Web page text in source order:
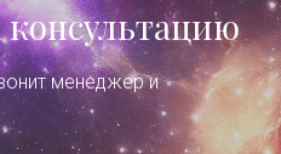
менеджер и